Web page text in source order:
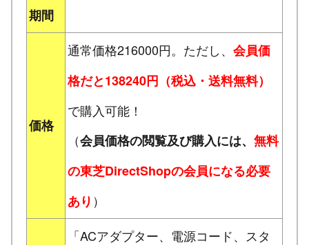
期間
価格
通常価格216000円。ただし、 会員価
格だと138240円（税込・送料無料）
で購入可能！
（会員価格の閲覧及び購入には、 無料
の東芝DirectShopの会員になる必要
あり ）
「ACアダプター、電源コード、スタ